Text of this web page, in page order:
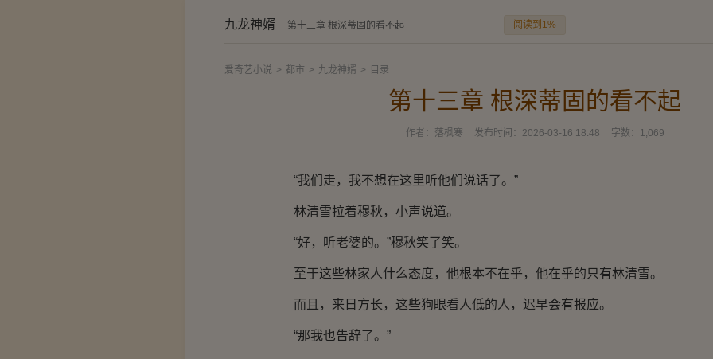
九龙神婿 第十三章 根深蒂固的看不起 阅读到1%
爱奇艺小说 > 都市 > 九龙神婿 > 目录
第十三章 根深蒂固的看不起
作者： 落枫寒 发布时间： 2026-03-16 18:48 字数： 1,069
“我们走，我不想在这里听他们说话了。”
林清雪拉着穆秋，小声说道。
“好，听老婆的。”穆秋笑了笑。
至于这些林家人什么态度，他根本不在乎，他在乎的只有林清雪。
而且，来日方长，这些狗眼看人低的人，迟早会有报应。
“那我也告辞了。”